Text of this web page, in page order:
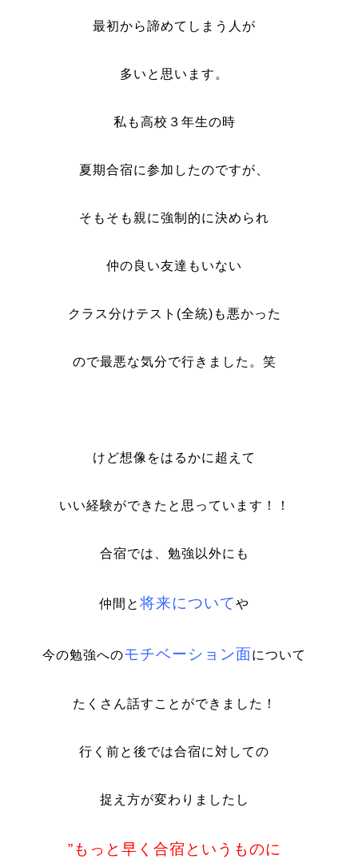
最初から諦めてしまう人が
多いと思います。
私も高校３年生の時
夏期合宿に参加したのですが、
そもそも親に強制的に決められ
仲の良い友達もいない
クラス分けテスト (全統) も悪かった
ので最悪な気分で行きました。笑
けど想像をはるかに超えて
いい経験ができたと思っています ！！
合宿では、 勉強以外にも
仲間と将来についてや
今の勉強へのモチベーション面について
たくさん話すことができました！
行く前と後では合宿に対しての
捉え方が変わりましたし
”もっと早く合宿というものに